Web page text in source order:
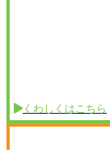
くわしくはこちら